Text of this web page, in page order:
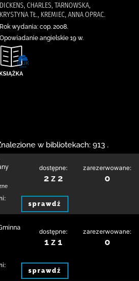
DICKENS, CHARLES, TARNOWSKA,
KRYSTYNA TŁ., KREMIEC, ANNA OPRAC.
Rok wydania: cop. 2008.
Opowiadanie angielskie 19 w.
w bibliotekach: 913 .
dostępne:
2 z 2
zarezerwowane:
0
sprawdź
dostępne:
1 z 1
zarezerwowane:
0
sprawdź